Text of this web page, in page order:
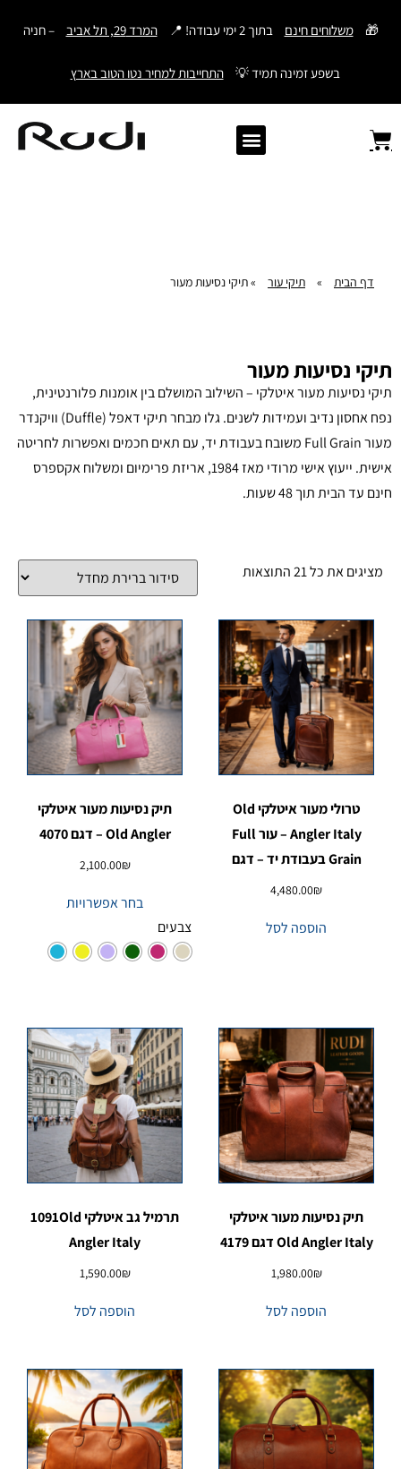
דילוג
🎁 משלוחים חינם בתוך 2 ימי עבודה! 📍 המרד 29, תל אביב – חניה
בשפע זמינה תמיד 💡 התחייבות למחיר נטו הטוב בארץ
דף הבית » תיקי עור »תיקי נסיעות מעור
תיקי נסיעות מעור
תיקי נסיעות מעור איטלקי – השילוב המושלם בין אומנות פלורנטינית,
נפח אחסון נדיב ועמידות לשנים. גלו מבחר תיקי דאפל (Duffle) וויקנדר
מעור Full Grain משובח בעבודת יד, עם תאים חכמים ואפשרות לחריטה
אישית. ייעוץ אישי מרודי מאז 1984, אריזת פרימיום ומשלוח אקספרס
חינם עד הבית תוך 48 שעות.
מציגים את כל ⁦21⁩ התוצאות
טרולי מעור איטלקי Old
Angler Italy – עור Full
Grain בעבודת יד – דגם
4,480.00₪
הוספה לסל
תיק נסיעות מעור איטלקי
Old Angler – דגם 4070
2,100.00₪
בחר אפשרויות
צבעים
תיק נסיעות מעור איטלקי
Old Angler Italy דגם 4179
1,980.00₪
הוספה לסל
תרמיל גב איטלקי 1091Old
Angler Italy
1,590.00₪
הוספה לסל